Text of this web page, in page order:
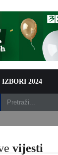
IZBORI 2024
vijesti